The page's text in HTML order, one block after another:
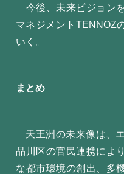
今後、未来ビジョン
マネジメントTENNOZ
いく。
まとめ
天王洲の未来像は、
品川区の官民連携によ
な都市環境の創出、多